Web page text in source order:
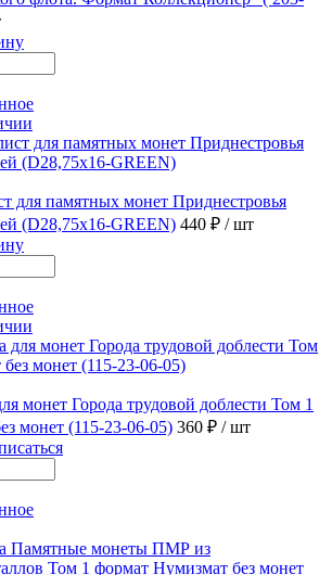
для памятных монет Приднестровья
(D28,75x16-GREEN) 440 ₽ / шт
монет Города трудовой доблести Том 1
монет (115-23-06-05) 360 ₽ / шт